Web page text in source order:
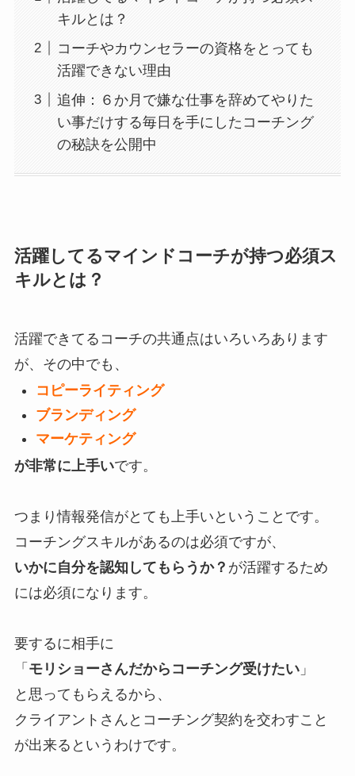
キルとは？
コーチやカウンセラーの資格をとっても
活躍できない理由
追伸：６か月で嫌な仕事を辞めてやりた
い事だけする毎日を手にしたコーチング
の秘訣を公開中
活躍してるマインドコーチが持つ必須ス
キルとは？
活躍できてるコーチの共通点はいろいろあります
が、その中でも、
コピーライティング
ブランディング
マーケティング
が非常に上手いです。
つまり情報発信がとても上手いということです。
コーチングスキルがあるのは必須ですが、
いかに自分を認知してもらうか？ が活躍するため
には必須になります。
要するに相手に
「 モリショーさんだからコーチング受けたい」
と思ってもらえるから、
クライアントさんとコーチング契約を交わすこと
が出来るというわけです。